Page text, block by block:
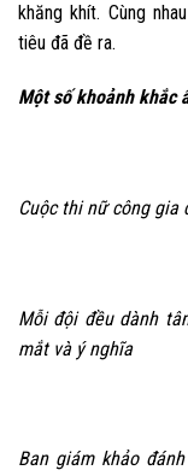
khăng khít. Cùng
tiêu đã đề ra.
Một số khoảnh khắc
Cuộc thi nữ công gia
Mỗi đội đều dành
mắt và ý nghĩa
Ban giám khảo